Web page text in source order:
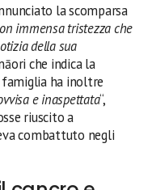
la scomparsa
immensa tristezza che
della sua
che indica la
ha inoltre
e inaspettata“,
riuscito a
combattuto negli